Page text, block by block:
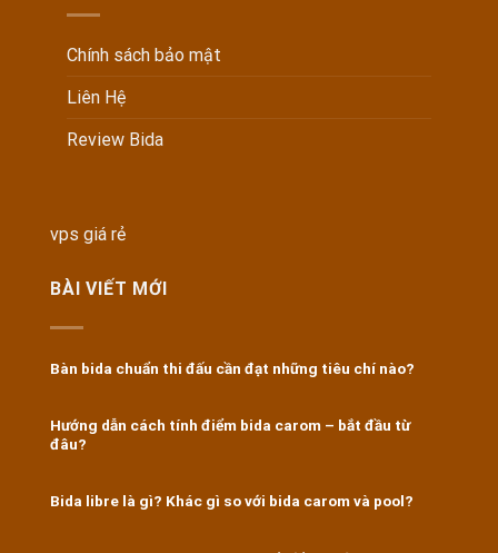
Chính sách bảo mật
Liên Hệ
Review Bida
vps giá rẻ
BÀI VIẾT MỚI
Bàn bida chuẩn thi đấu cần đạt những tiêu chí nào?
Hướng dẫn cách tính điểm bida carom – bắt đầu từ
đâu?
Bida libre là gì? Khác gì so với bida carom và pool?